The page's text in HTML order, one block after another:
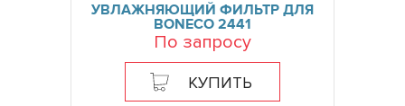
УВЛАЖНЯЮЩИЙ ФИЛЬТР ДЛЯ
BONECO 2441
По запросу
КУПИТЬ